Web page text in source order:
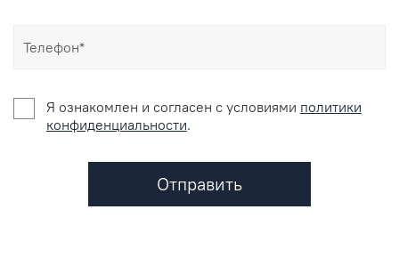
Я ознакомлен и согласен c условиями политики
конфиденциальности.
Отправить